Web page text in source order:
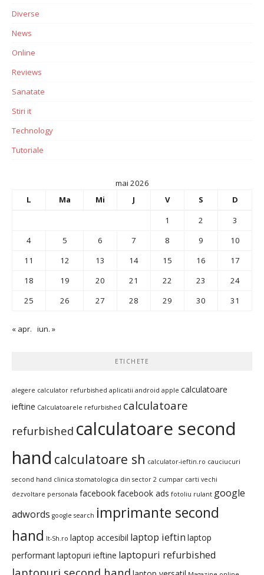
Diverse
News
Online
Reviews
Sanatate
Stiri it
Technology
Tutoriale
mai 2026
L
Ma Mi J V S
D
1
2
3
4
5 6 7 8 9
10
11
12 13 14 15 16
17
18
19 20 21 22 23
24
25
26 27 28 29 30 31
« apr. iun. »
ETICHETE
alegere calculator refurbished aplicatii android apple calculatoare
ieftine Calculatoarele refurbished calculatoare
refurbished calculatoare second
hand calculatoare sh calculator-ieftin.ro cauciucuri
second hand clinica stomatologica din sector 2 cumpar carti vechi
dezvoltare personala facebookfacebook ads fotoliu rulant google
adwords google search imprimante second
hand It-Sh.ro laptop accesibil laptop ieftin laptop
performantlaptopuri ieftine laptopuri refurbished